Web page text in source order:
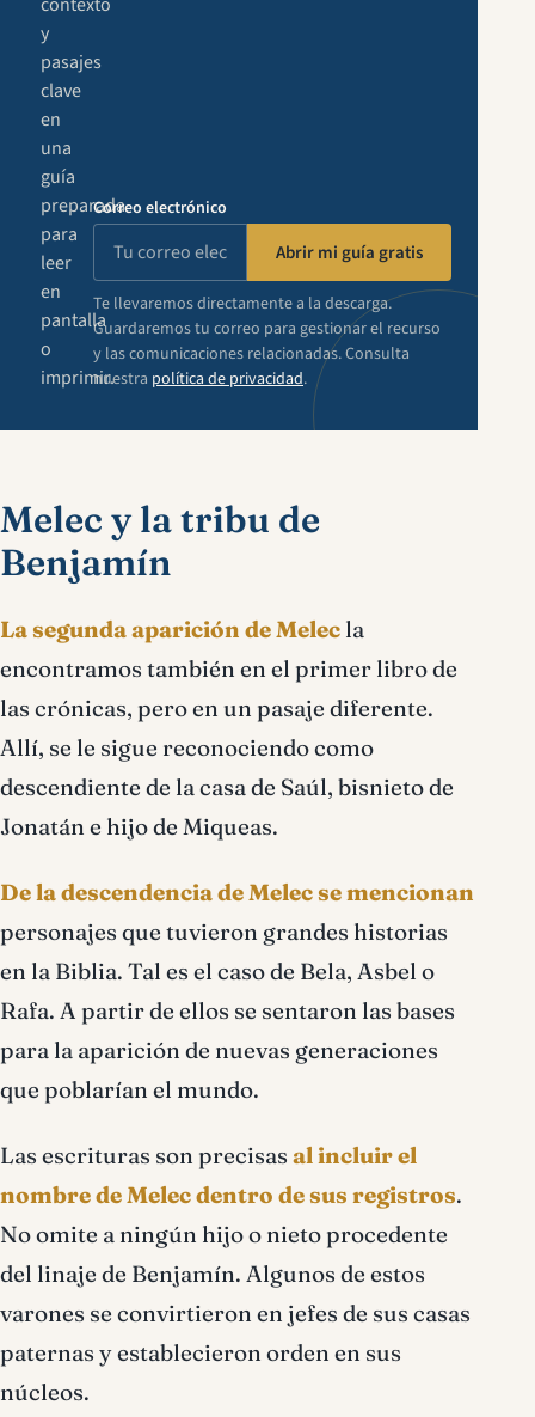
y
pasajes
clave
en
una
guía
preparada
para
leer
en
pantalla
o
imprimir.
Correo electrónico
Abrir mi guía gratis
Te llevaremos directamente a la descarga.
Guardaremos tu correo para gestionar el recurso
y las comunicaciones relacionadas. Consulta
nuestra política de privacidad.
Melec y la tribu de
Benjamín
La segunda aparición de Melec la
encontramos también en el primer libro de
las crónicas, pero en un pasaje diferente.
Allí, se le sigue reconociendo como
descendiente de la casa de Saúl, bisnieto de
Jonatán e hijo de Miqueas.
De la descendencia de Melec se mencionan
personajes que tuvieron grandes historias
en la Biblia. Tal es el caso de Bela, Asbel o
Rafa. A partir de ellos se sentaron las bases
para la aparición de nuevas generaciones
que poblarían el mundo.
Las escrituras son precisas al incluir el
nombre de Melec dentro de sus registros.
No omite a ningún hijo o nieto procedente
del linaje de Benjamín. Algunos de estos
varones se convirtieron en jefes de sus casas
paternas y establecieron orden en sus
núcleos.